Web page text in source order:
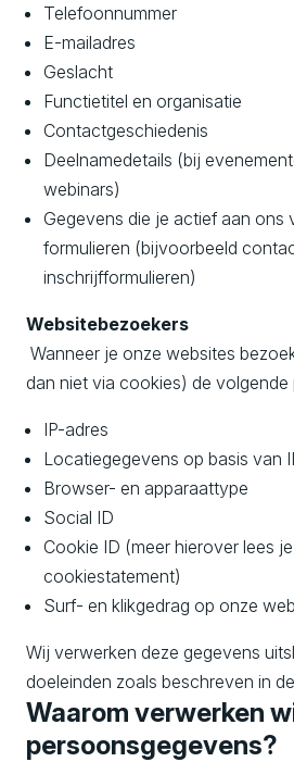
Telefoonnummer
E-mailadres
Geslacht
Functietitel en organisatie
Contactgeschiedenis
Deelnamedetails (bij
webinars)
Gegevens die je actief aan ons
formulieren (bijvoorbeeld
inschrijfformulieren)
Websitebezoekers
Wanneer je onze websites
dan niet via cookies) de
IP-adres
Locatiegegevens op basis van
Browser- en apparaattype
Social ID
Cookie ID (meer hierover lees
cookiestatement)
Surf- en klikgedrag op onze
Wij verwerken deze gegevens
doeleinden zoals beschreven in
Waarom verwerken
persoonsgegevens?